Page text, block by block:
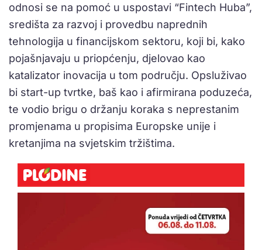
odnosi se na pomoć u uspostavi “Fintech Huba”,
središta za razvoj i provedbu naprednih
tehnologija u financijskom sektoru, koji bi, kako
pojašnjavaju u priopćenju, djelovao kao
katalizator inovacija u tom području. Opsluživao
bi start-up tvrtke, baš kao i afirmirana poduzeća,
te vodio brigu o držanju koraka s neprestanim
promjenama u propisima Europske unije i
kretanjima na svjetskim tržištima.